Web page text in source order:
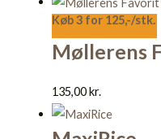
Køb 3 for 125,-/stk.
Møllerens
135,00kr.